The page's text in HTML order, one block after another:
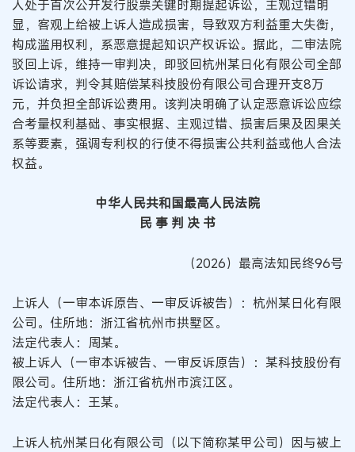
人处于首次公开发行股票关键时期提起诉讼，主观过错明
显，客观上给被上诉人造成损害，导致双方利益重大失衡，
构成滥用权利，系恶意提起知识产权诉讼。据此，二审法院
驳回上诉，维持一审判决，即驳回杭州某日化有限公司全部
诉讼请求，判令其赔偿某科技股份有限公司合理开支8万
元，并负担全部诉讼费用。该判决明确了认定恶意诉讼应综
合考量权利基础、事实根据、主观过错、损害后果及因果关
系等要素，强调专利权的行使不得损害公共利益或他人合法
权益。
中华人民共和国最高人民法院
民 事 判 决 书
（2026）最高法知民终96号
上诉人（一审本诉原告、一审反诉被告）：杭州某日化有限
公司。住所地：浙江省杭州市拱墅区。
法定代表人：周某。
被上诉人（一审本诉被告、一审反诉原告）：某科技股份有
限公司。住所地：浙江省杭州市滨江区。
法定代表人：王某。
上诉人杭州某日化有限公司（以下简称某甲公司）因与被上